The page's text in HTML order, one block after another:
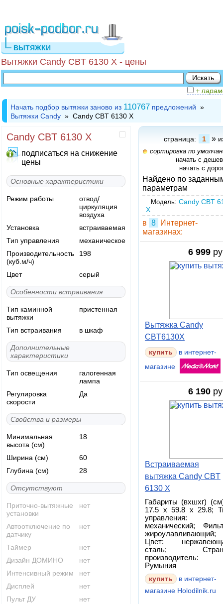
ВЫТЯЖКИ
Вытяжки Candy CBT 6130 X - цены
+
Начать подбор вытяжки заново из 110767 предложений »
Вытяжки Candy » Candy CBT 6130 X
Candy CBT 6130 X
подписаться на снижение
цены
Основные характеристики
Режим работы
отвод/
циркуляция
воздуха
Установка
встраиваемая
Тип управления
механическое
Производительность
(куб.м/ч)
198
Цвет серый
Особенности встраивания
Тип каминной
вытяжки
пристенная
Тип встраивания в шкаф
Дополнительные
характеристики
Тип освещения
галогенная
лампа
Регулировка
скорости
Да
Свойства и размеры
Минимальная
высота (см)
18
Ширина (см)
60
Глубина (см)
28
Отсутствуют
Приточно-вытяжные
установки
нет
Автоотключение по
датчику
нет
Таймер
нет
Дизайн ДОМИНО
нет
Интенсивный режим
нет
Дисплей
нет
Пульт ДУ
нет
страница: 1 »
сортировка по
начать с
начать с
Найдено по
параметрам
Модель: Candy CBT
X
в 8
Интернет-
магазинах:
6 999
Вытяжка Candy
CBT6130X
купить
в интернет-
магазине
6 190
Встраиваемая
вытяжка Candy CBT
6130 X
Габариты (вхшхг)
17.5 x 59.8 x 29.8;
управления:
механический;
жироулавливающий;
Цвет:
сталь;
производитель:
Румыния
купить
в интернет-
магазине Holodilnik.ru